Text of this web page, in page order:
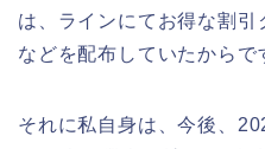
は、ラインにてお得な割引
などを配布していたからで
それに私自身は、今後、